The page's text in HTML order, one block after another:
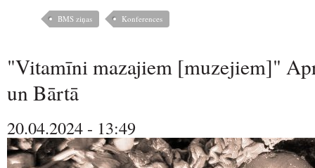
BMS ziņas Konferences
"Vitamīni mazajiem [muzejiem]"
un Bārtā
20.04.2024 - 13:49